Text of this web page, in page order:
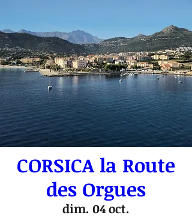
CORSICA la Route
des Orgues
dim. 04 oct.